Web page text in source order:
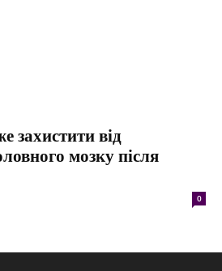
захистити від
мозку після
0